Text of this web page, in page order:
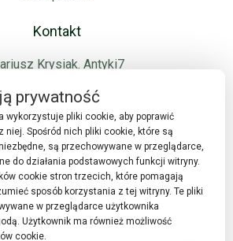
Kontakt
Krysiak. Antyki7
61-249 Poznań
ul. Unii Lubelskiej 6
info@antyki7.com
prywatność
wykorzystuje pliki cookie, aby poprawić
niej. Spośród nich pliki cookie, które są
są przechowywane w przeglądarce,
do działania podstawowych funkcji witryny.
cookie stron trzecich, które pomagają
sposób korzystania z tej witryny. Te pliki
w przeglądarce użytkownika
Użytkownik ma również możliwość
cookie.